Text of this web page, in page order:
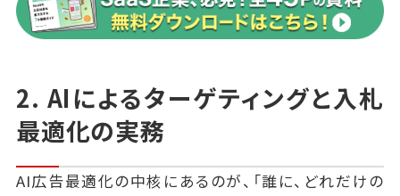
2. AIによるターゲティングと入札
最適化の実務
AI広告最適化の中核にあるのが、「誰に、どれだけの